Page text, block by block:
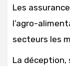
Les
l’agro-
secteurs les
La déception,